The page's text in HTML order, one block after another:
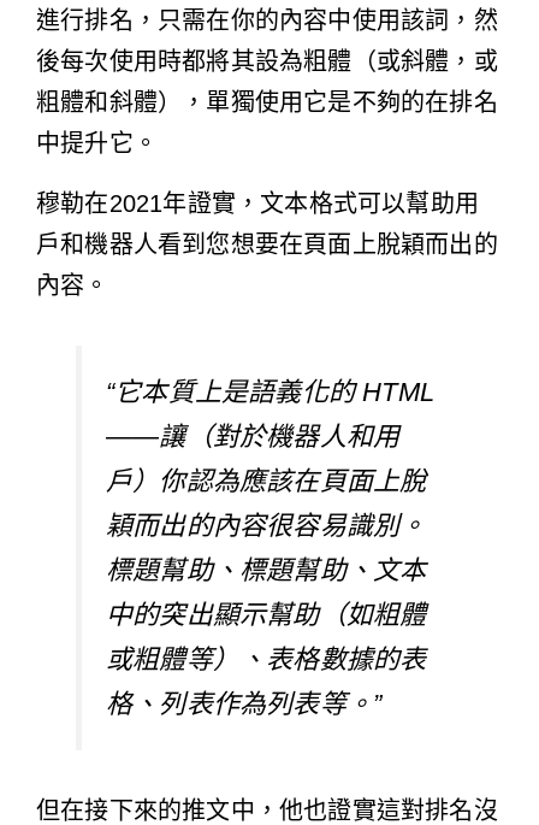
進行排名，只需在你的內容中使用該詞，然
後每次使用時都將其設為粗體（或斜體，或
粗體和斜體），單獨使用它是不夠的在排名
中提升它。
穆勒在2021年證實，文本格式可以幫助用
戶和機器人看到您想要在頁面上脫穎而出的
內容。
“它本質上是語義化的 HTML
——讓（對於機器人和用
戶）你認為應該在頁面上脫
穎而出的內容很容易識別。
標題幫助、標題幫助、文本
中的突出顯示幫助（如粗體
或粗體等）、表格數據的表
格、列表作為列表等。”
但在接下來的推文中，他也證實這對排名沒